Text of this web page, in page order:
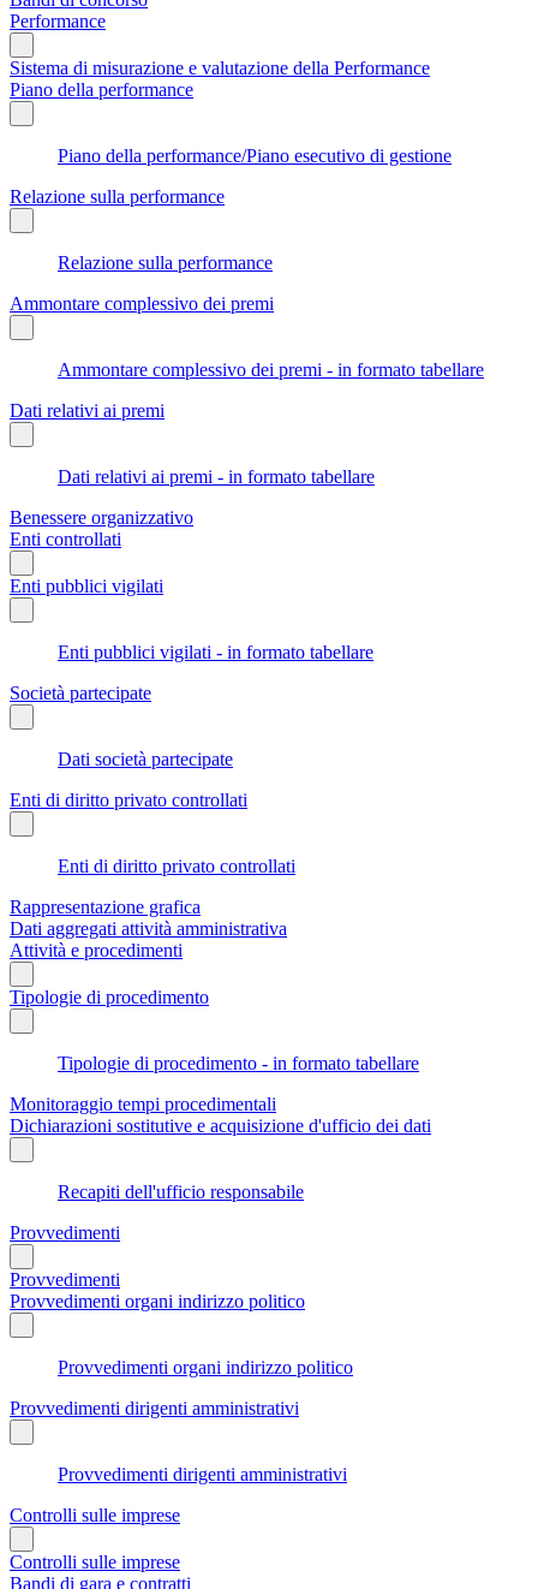
Performance
Sistema di misurazione e valutazione della Performance
Piano della performance
Piano della performance/Piano esecutivo di gestione
Relazione sulla performance
Relazione sulla performance
Ammontare complessivo dei premi
Ammontare complessivo dei premi - in formato tabellare
Dati relativi ai premi
Dati relativi ai premi - in formato tabellare
Benessere organizzativo
Enti controllati
Enti pubblici vigilati
Enti pubblici vigilati - in formato tabellare
Società partecipate
Dati società partecipate
Enti di diritto privato controllati
Enti di diritto privato controllati
Rappresentazione grafica
Dati aggregati attività amministrativa
Attività e procedimenti
Tipologie di procedimento
Tipologie di procedimento - in formato tabellare
Monitoraggio tempi procedimentali
Dichiarazioni sostitutive e acquisizione d'ufficio dei dati
Recapiti dell'ufficio responsabile
Provvedimenti
Provvedimenti
Provvedimenti organi indirizzo politico
Provvedimenti organi indirizzo politico
Provvedimenti dirigenti amministrativi
Provvedimenti dirigenti amministrativi
Controlli sulle imprese
Controlli sulle imprese
Bandi di gara e contratti